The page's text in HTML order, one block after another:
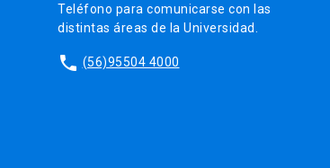
Teléfono para comunicarse con las
distintas áreas de la Universidad.
phone (56)95504 4000